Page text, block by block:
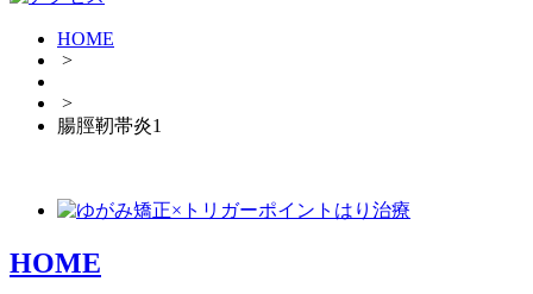
HOME
>
>
腸脛靭帯炎1
HOME